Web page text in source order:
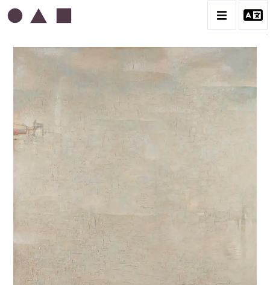
ABDELKADER GUERMAZ
BIOGRAPHIE
LA PRESSE AU SUJET DE GUERMAZ
TÉMOIGNAGES AU SUJET DE GUERMAZ
CATALOGUE DES OEUVRES
A – RÉALITÉ POÉTIQUE – 1940-1960
B – COMPOSITIONS ABSTRAITES – 1960-1968
C – SILENCE ET LUMIÈRE – 1968-1972
D – PAYSAGISME ABSTRAIT – 1970-1975